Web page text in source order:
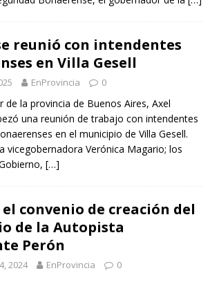
reunió con intendentes
en Villa Gesell
EnProvincia 0
de la provincia de Buenos Aires, Axel
una reunión de trabajo con intendentes
en el municipio de Villa Gesell.
vicegobernadora Verónica Magario; los
[…]
convenio de creación del
de la Autopista
Perón
2024 EnProvincia 0